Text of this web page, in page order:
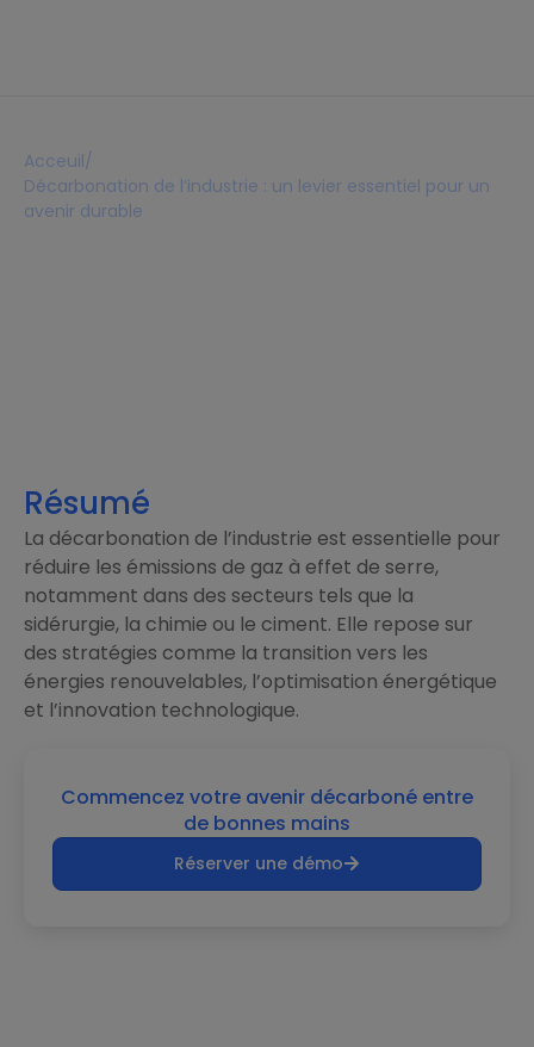
Acceuil/
Décarbonation de l’industrie : un levier essentiel pour un
avenir durable
Résumé
La décarbonation de l’industrie est essentielle pour
réduire les émissions de gaz à effet de serre,
notamment dans des secteurs tels que la
sidérurgie, la chimie ou le ciment. Elle repose sur
des stratégies comme la transition vers les
énergies renouvelables, l’optimisation énergétique
et l’innovation technologique.
Commencez votre avenir décarboné entre
de bonnes mains
Réserver une démo